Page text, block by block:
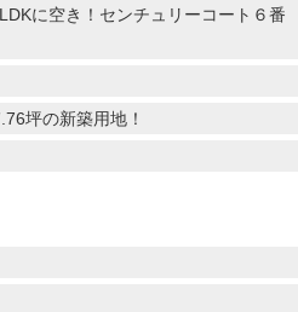
に空き！センチュリーコート６番
坪の新築用地！